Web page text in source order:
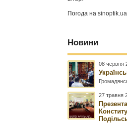
Погода наsinoptik.ua
Новини
08 червня
27 травня